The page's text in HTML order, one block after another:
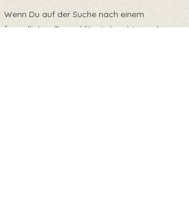
Wenn Du auf der Suche nach einem
freundlichen Freund fürs Leben bist und